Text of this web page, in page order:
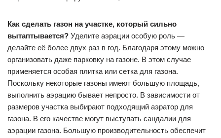
Как сделать газон на участке, который сильно
вытаптывается? Уделите аэрации особую роль —
делайте её более двух раз в год. Благодаря этому можно
организовать даже парковку на газоне. В этом случае
применяется особая плитка или сетка для газона.
Поскольку некоторые газоны имеют большую площадь,
выполнить аэрацию бывает непросто. В зависимости от
размеров участка выбирают подходящий аэратор для
газона. В его качестве могут выступать сандалии для
аэрации газона. Большую производительность обеспечит